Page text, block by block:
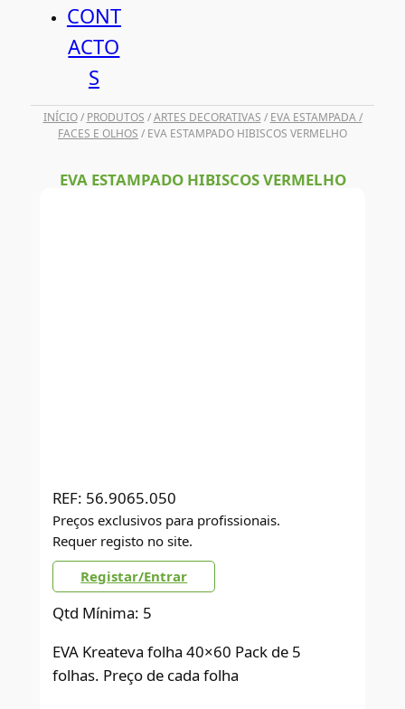
CONT
ACTO
S
INÍCIO/ PRODUTOS /ARTES DECORATIVAS / EVA ESTAMPADA /
FACES E OLHOS / EVA ESTAMPADO HIBISCOS VERMELHO
EVA ESTAMPADO HIBISCOS VERMELHO
REF: 56.9065.050
Preços exclusivos para profissionais.
Requer registo no site.
Registar/Entrar
Qtd Mínima: 5
EVA Kreateva folha 40×60 Pack de 5
folhas. Preço de cada folha